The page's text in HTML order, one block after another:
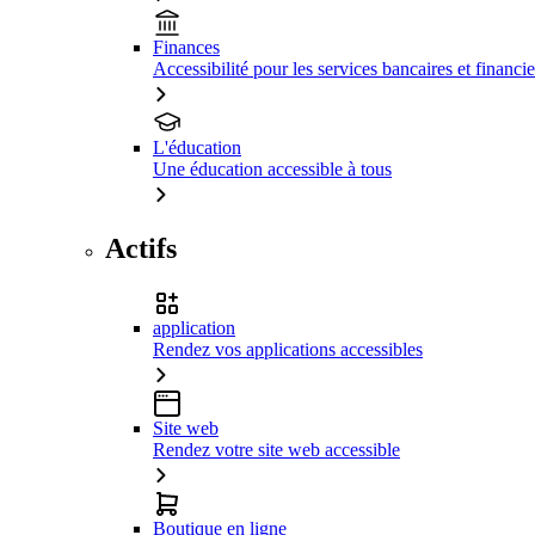
Finances
Accessibilité pour les services bancaires et
L'éducation
Une éducation accessible à tous
Actifs
application
Rendez vos applications accessibles
Site web
Rendez votre site web accessible
Boutique en ligne